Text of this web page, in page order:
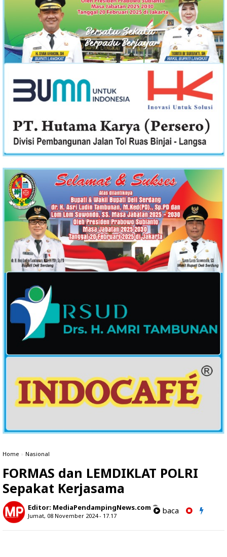
Home » Nasional
FORMAS dan LEMDIKLAT POLRI
Sepakat Kerjasama
Editor: MediaPendampingNews.com
Jumat, 08 November 2024 - 17.17
baca